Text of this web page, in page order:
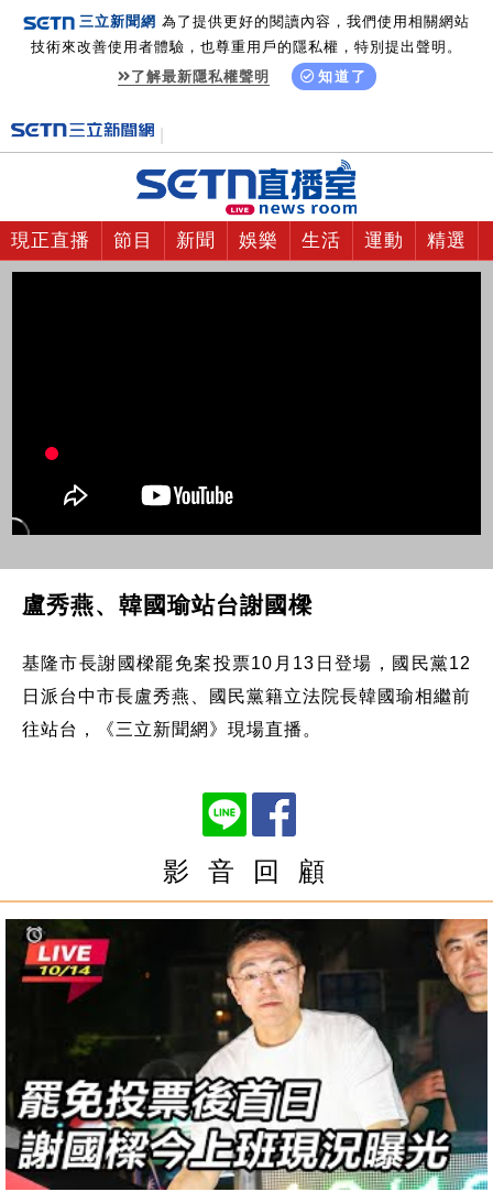
三立新聞網 為了提供更好的閱讀內容，我們使用相關網站
技術來改善使用者體驗，也尊重用戶的隱私權，特別提出聲明。
了解最新隱私權聲明
知道了
現正直播 節目 新聞 娛樂 生活 運動 精選
盧秀燕、韓國瑜站台謝國樑
基隆市長謝國樑罷免案投票10月13日登場，國民黨12
日派台中市長盧秀燕、國民黨籍立法院長韓國瑜相繼前
往站台，《三立新聞網》現場直播。
影 音 回 顧